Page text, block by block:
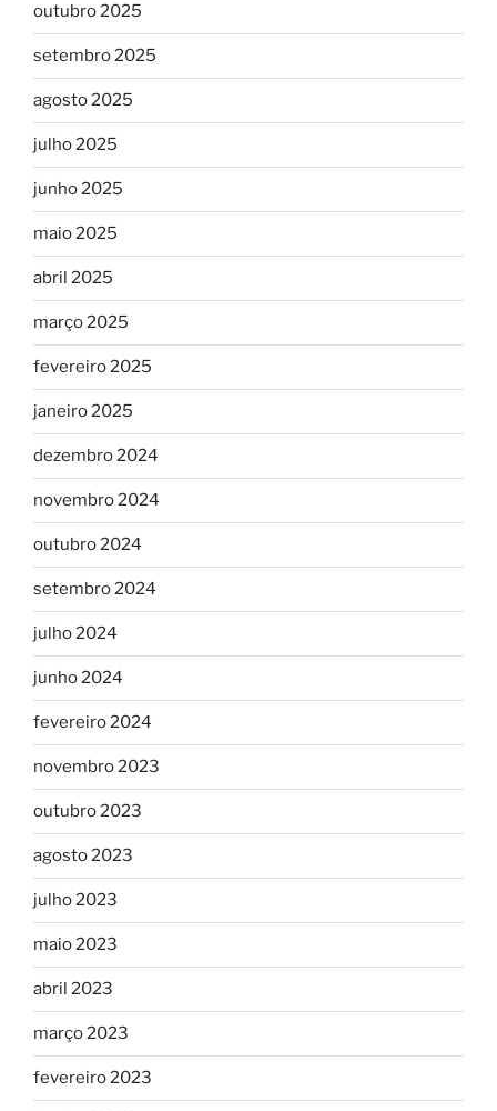
outubro 2025
setembro 2025
agosto 2025
julho 2025
junho 2025
maio 2025
abril 2025
março 2025
fevereiro 2025
janeiro 2025
dezembro 2024
novembro 2024
outubro 2024
setembro 2024
julho 2024
junho 2024
fevereiro 2024
novembro 2023
outubro 2023
agosto 2023
julho 2023
maio 2023
abril 2023
março 2023
fevereiro 2023